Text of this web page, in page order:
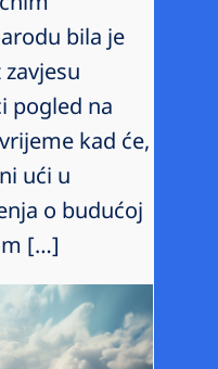
bila je
pogled na
kad će,
ući u
o budućoj
[…]